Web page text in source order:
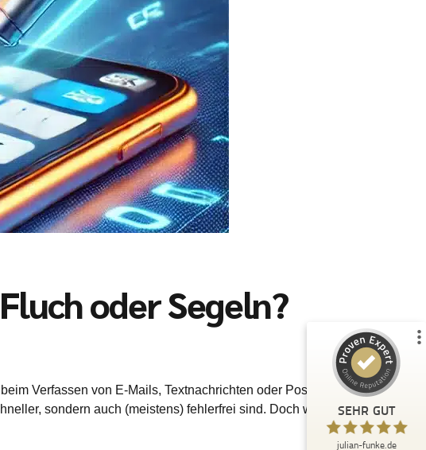
oder Segeln?
Verfassen von E-Mails, Textnachrichten oder Posts in
sondern auch (meistens) fehlerfrei sind. Doch wie vielSEHR GUT
julian-funke.de
Kundenbewertungen und Erfahrungen zu
SEHR GUT
Erfahren Sie mehr über dieses Bewertungssiegel
Anonym
5,00